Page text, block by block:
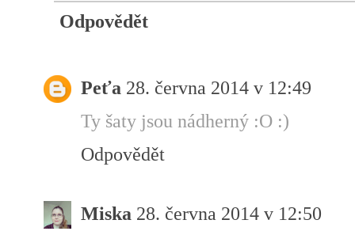
Odpovědět
Peťa 28. června 2014 v 12:49
Ty šaty jsou nádherný :O :)
Odpovědět
Miska 28. června 2014 v 12:50